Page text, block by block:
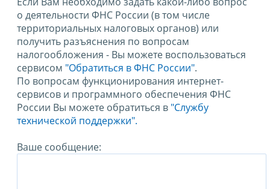
о деятельности ФНС России (в том числе
территориальных налоговых органов) или
получить разъяснения по вопросам
налогообложения - Вы можете воспользоваться
сервисом "Обратиться в ФНС России".
По вопросам функционирования интернет-
сервисов и программного обеспечения ФНС
России Вы можете обратиться в "Службу
технической поддержки".
Ваше сообщение: